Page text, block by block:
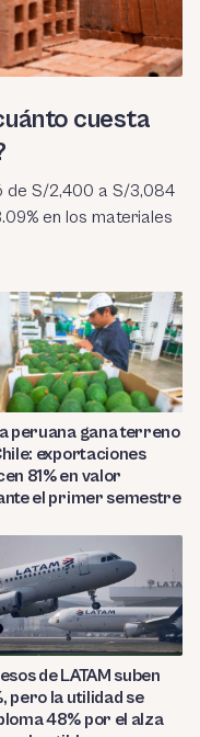
cuesta
de S/2,400 a S/3,084
en los materiales
peruana gana terreno
exportaciones
81% en valor
el primer semestre
de LATAM suben
pero la utilidad se
48% por el alza